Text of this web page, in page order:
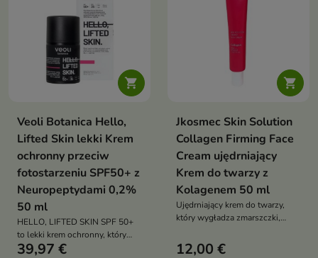

Veoli Botanica Hello,
Lifted Skin lekki Krem
ochronny przeciw
fotostarzeniu SPF50+ z
Neuropeptydami 0,2%
50 ml
HELLO, LIFTED SKIN SPF 50+
to lekki krem ochronny, który
chroni skórę przed
39,97 €

Jkosmec Skin Solution
Collagen Firming Face
Cream ujędrniający
Krem do twarzy z
Kolagenem 50 ml
Ujędrniający krem do twarzy,
który wygładza zmarszczki,
zapewnia długotrwałe
12,00 €